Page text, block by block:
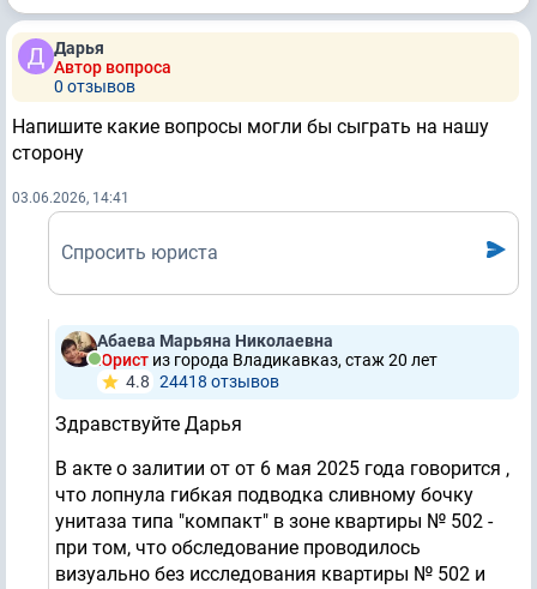
Дарья
Автор вопроса
0 отзывов
Напишите какие вопросы могли бы сыграть на нашу
сторону
03.06.2026, 14:41
Спросить юриста
Абаева Марьяна Николаевна
Юрист из города Владикавказ, стаж 20 лет
4.8 24418 отзывов
Здравствуйте Дарья
В акте о залитии от от 6 мая 2025 года говорится ,
что лопнула гибкая подводка сливному бочку
унитаза типа "компакт" в зоне квартиры № 502 -
при том, что обследование проводилось
визуально без исследования квартиры № 502 и